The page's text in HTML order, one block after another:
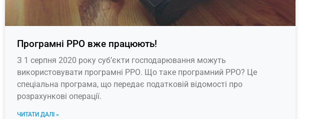
Програмні РРО вже працюють!
З 1 серпня 2020 року суб’єкти господарювання можуть
використовувати програмні РРО. Що таке програмний РРО? Це
спеціальна програма, що передає податковій відомості про
розрахункові операції.
ЧИТАТИ ДАЛІ »